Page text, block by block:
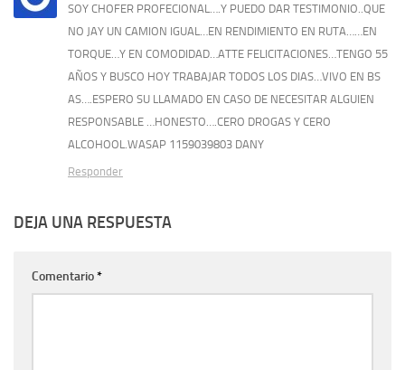
SOY CHOFER PROFECIONAL….Y PUEDO DAR TESTIMONIO..QUE
NO JAY UN CAMION IGUAL…EN RENDIMIENTO EN RUTA……EN
TORQUE…Y EN COMODIDAD…ATTE FELICITACIONES…TENGO 55
AÑOS Y BUSCO HOY TRABAJAR TODOS LOS DIAS…VIVO EN BS
AS….ESPERO SU LLAMADO EN CASO DE NECESITAR ALGUIEN
RESPONSABLE …HONESTO….CERO DROGAS Y CERO
ALCOHOOL.WASAP 1159039803 DANY
Responder
DEJA UNA RESPUESTA
Comentario*